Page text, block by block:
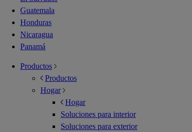
Guatemala
Honduras
Nicaragua
Panamá
Productos
Productos
Hogar
Hogar
Soluciones para interior
Soluciones para exterior